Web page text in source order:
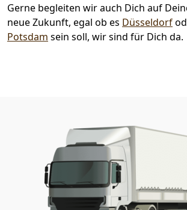
Gerne begleiten wir auch Dich auf
neue Zukunft, egal ob es Düsseldorf
Potsdam sein soll, wir sind für Dich da.